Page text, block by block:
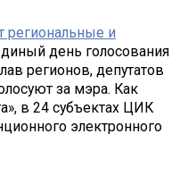
региональные и
день голосования
регионов, депутатов
за мэра. Как
в 24 субъектах ЦИК
электронного